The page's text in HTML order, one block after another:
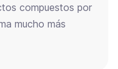
compuestos por
mucho más